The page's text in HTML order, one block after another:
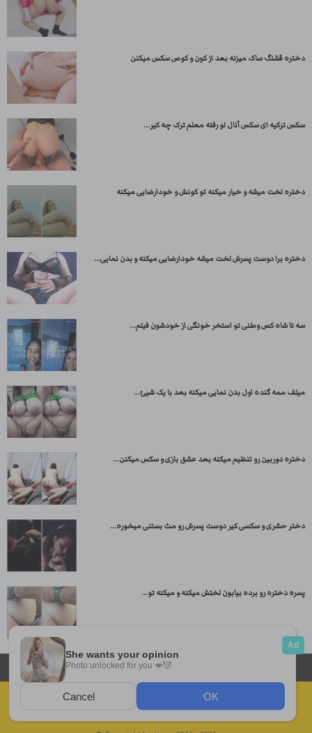
دختره قشنگ ساک میزنه بعد از کون و کوص سکس میکنن
سکس ترکیه ای سکس آنال لو رفته معلم ترک چه کیر...
دختره لخت میشه و خیار میکنه تو کونش و خودارضایی میکنه
دختره برا دوست پسرش لخت میشه خودارضایی میکنه و بدن نمایی...
سه تا شاه کص وطنی تو استخر خونگی از خودشون فیلم...
میلف ممه گنده اول بدن نمایی میکنه بعد با یک شیئ...
دختره دوربین رو تنظیم میکنه بعد عشق بازی و سکس میکنن...
دختر حشری و سکسی کیر دوست پسرش رو مث بستنی میخوره...
پسره دختره رو برده بیابون لختش میکنه و میکنه تو...
دسته بندی فیلم های سکسی
داستان سکسی ایرانی
عکس سکسی ایرانی
فیلم های سکسی زهرا قوانین
Report Abuse